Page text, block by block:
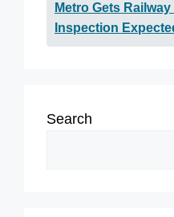
Metro Gets
Inspection
Search